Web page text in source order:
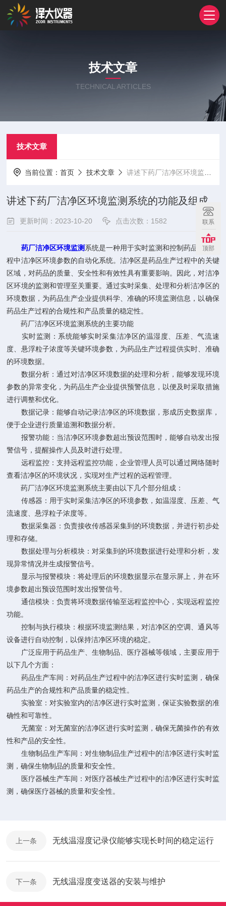
技术文章
TECHNICAL ARTICLES
技术文章
当前位置：首页 技术文章 讲述下药厂洁净区环境监测系统的功能及组成
讲述下药厂洁净区环境监测系统的功能及组成
更新时间：2023-10-20 点击次数：1582
药厂洁净区环境监测系统是一种用于实时监测和控制药品生产过
程中洁净区环境参数的自动化系统。洁净区是药品生产过程中的关键
区域，对药品的质量、安全性和有效性具有重要影响。因此，对洁净
区环境的监测和管理至关重要。通过实时采集、处理和分析洁净区的
环境数据，为药品生产企业提供科学、准确的环境监测信息，以确保
药品生产过程的合规性和产品质量的稳定性。
药厂洁净区环境监测系统的主要功能
实时监测：系统能够实时采集洁净区的温湿度、压差、气流速
度、悬浮粒子浓度等关键环境参数，为药品生产过程提供实时、准确
的环境数据。
数据分析：通过对洁净区环境数据的处理和分析，能够发现环境
参数的异常变化，为药品生产企业提供预警信息，以便及时采取措施
进行调整和优化。
数据记录：能够自动记录洁净区的环境数据，形成历史数据库，
便于企业进行质量追溯和数据分析。
报警功能：当洁净区环境参数超出预设范围时，能够自动发出报
警信号，提醒操作人员及时进行处理。
远程监控：支持远程监控功能，企业管理人员可以通过网络随时
查看洁净区的环境状况，实现对生产过程的远程管理。
药厂洁净区环境监测系统主要由以下几个部分组成：
传感器：用于实时采集洁净区的环境参数，如温湿度、压差、气
流速度、悬浮粒子浓度等。
数据采集器：负责接收传感器采集到的环境数据，并进行初步处
理和存储。
数据处理与分析模块：对采集到的环境数据进行处理和分析，发
现异常情况并生成报警信号。
显示与报警模块：将处理后的环境数据显示在显示屏上，并在环
境参数超出预设范围时发出报警信号。
通信模块：负责将环境数据传输至远程监控中心，实现远程监控
功能。
控制与执行模块：根据环境监测结果，对洁净区的空调、通风等
设备进行自动控制，以保持洁净区环境的稳定。
广泛应用于药品生产、生物制品、医疗器械等领域，主要应用于
以下几个方面：
药品生产车间：对药品生产过程中的洁净区进行实时监测，确保
药品生产的合规性和产品质量的稳定性。
实验室：对实验室内的洁净区进行实时监测，保证实验数据的准
确性和可靠性。
无菌室：对无菌室的洁净区进行实时监测，确保无菌操作的有效
性和产品的安全性。
生物制品生产车间：对生物制品生产过程中的洁净区进行实时监
测，确保生物制品的质量和安全性。
医疗器械生产车间：对医疗器械生产过程中的洁净区进行实时监
测，确保医疗器械的质量和安全性。
上一条 无线温湿度记录仪能够实现长时间的稳定运行
下一条 无线温湿度变送器的安装与维护
联系
顶部